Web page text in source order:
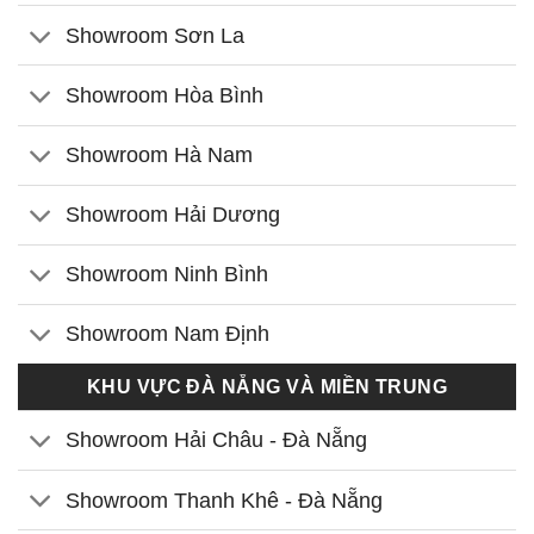
Showroom Sơn La
Showroom Hòa Bình
Showroom Hà Nam
Showroom Hải Dương
Showroom Ninh Bình
Showroom Nam Định
KHU VỰC ĐÀ NẴNG VÀ MIỀN TRUNG
Showroom Hải Châu - Đà Nẵng
Showroom Thanh Khê - Đà Nẵng